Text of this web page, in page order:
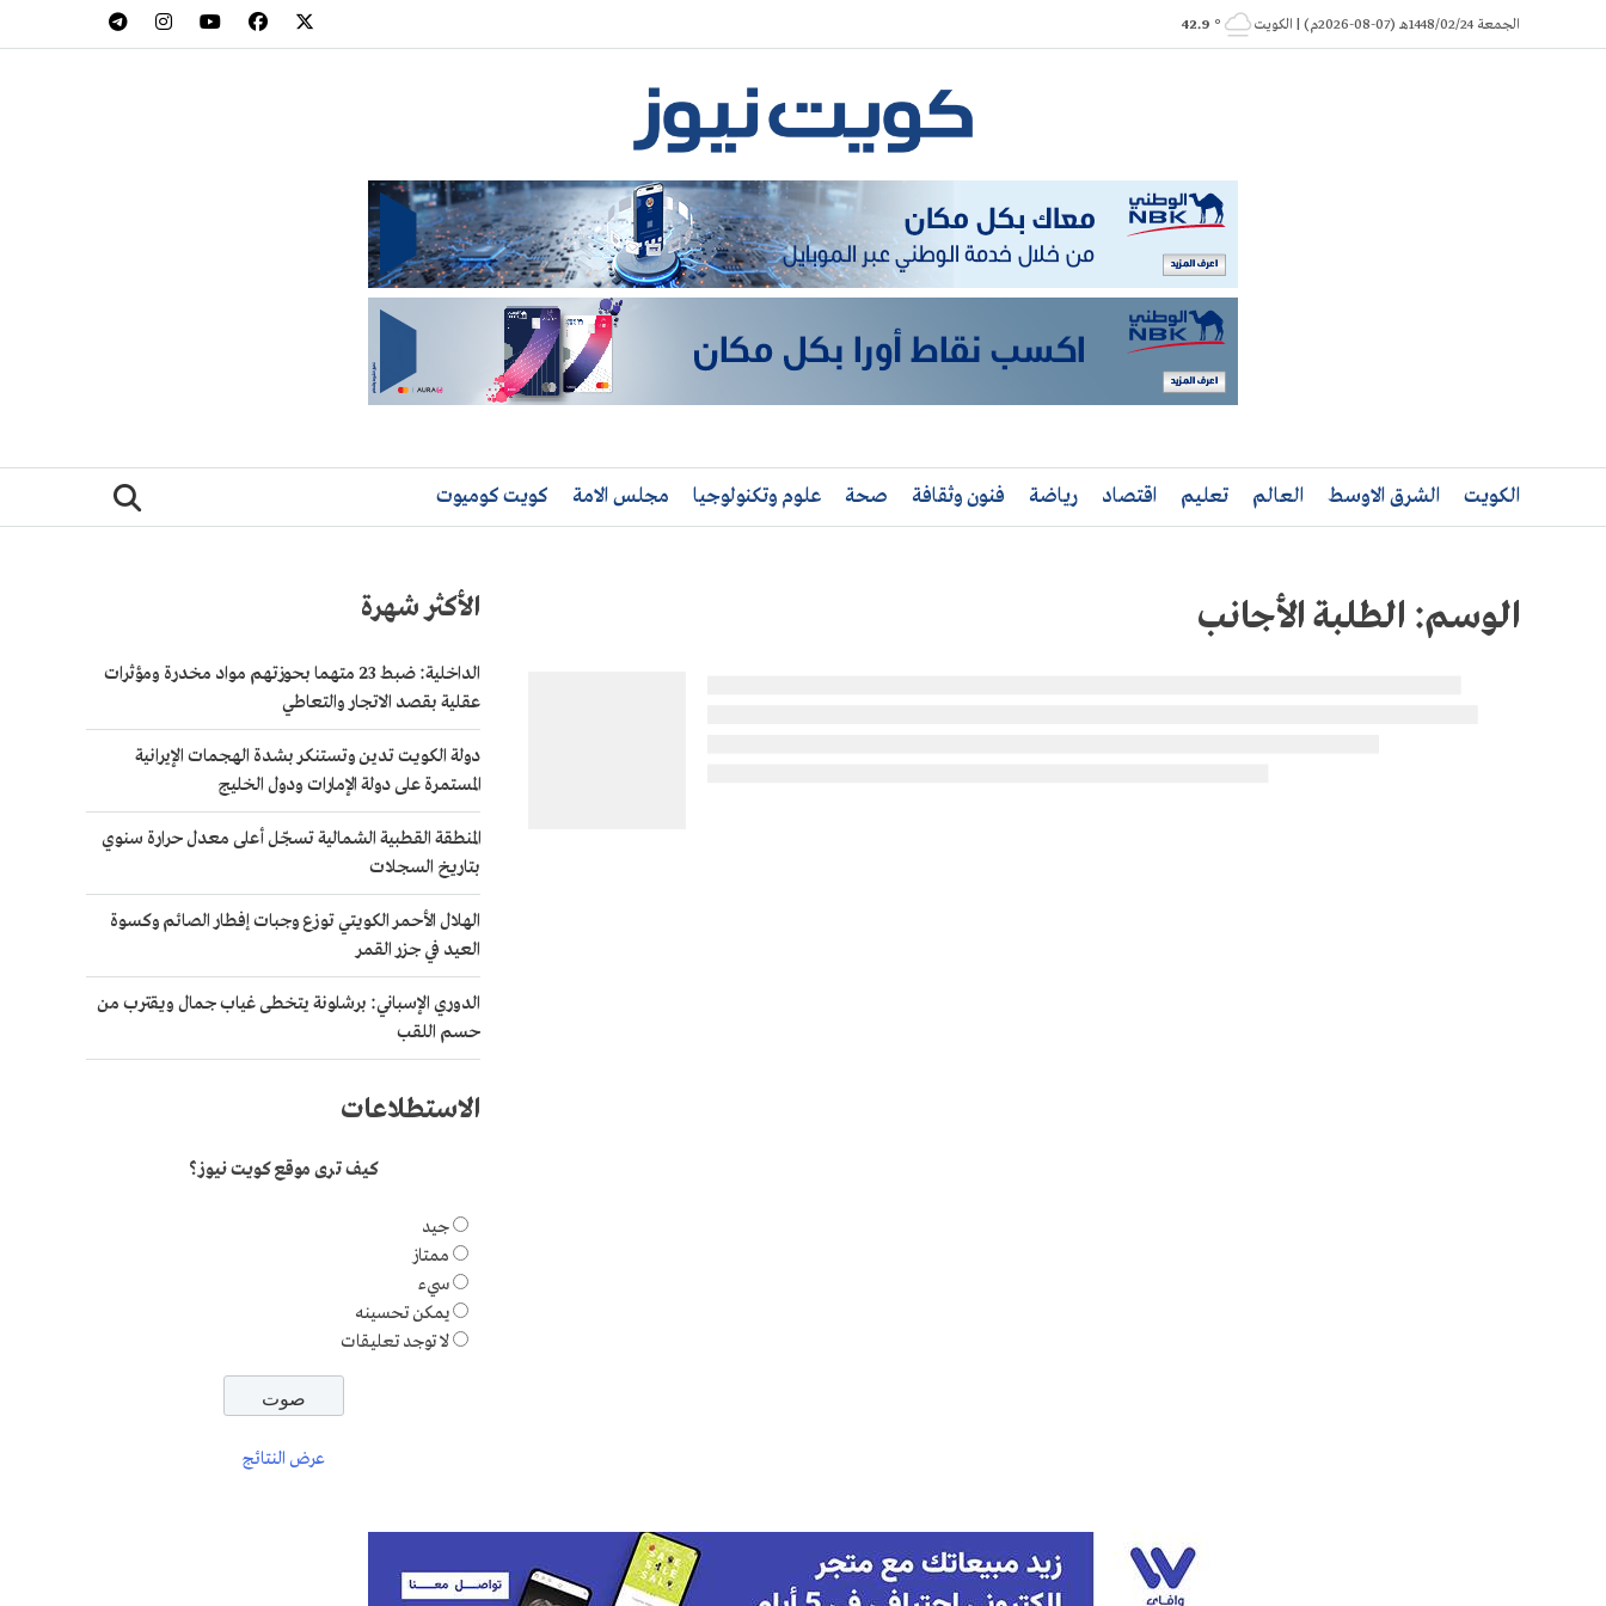
to
الجمعة 1448/02/24هـ (07-08-2026م) | الكويت ° 42.9
الكويت الشرق الاوسط العالم تعليم اقتصاد رياضة فنون وثقافة صحة علوم وتكنولوجيا مجلس الامة كويت كوميوت
الوسم: الطلبة الأجانب الأكثر شهرة
الداخلية: ضبط 23 متهما بحوزتهم مواد مخدرة ومؤثرات
عقلية بقصد الاتجار والتعاطي
دولة الكويت تدين وتستنكر بشدة الهجمات الإيرانية
المستمرة على دولة الإمارات ودول الخليج
المنطقة القطبية الشمالية تسجّل أعلى معدل حرارة سنوي
بتاريخ السجلات
الهلال الأحمر الكويتي توزع وجبات إفطار الصائم وكسوة
العيد في جزر القمر
الدوري الإسباني: برشلونة يتخطى غياب جمال ويقترب من
حسم اللقب
الاستطلاعات
كيف ترى موقع كويت نيوز؟
جيد
ممتاز
سيء
يمكن تحسينه
لا توجد تعليقات
عرض النتائج